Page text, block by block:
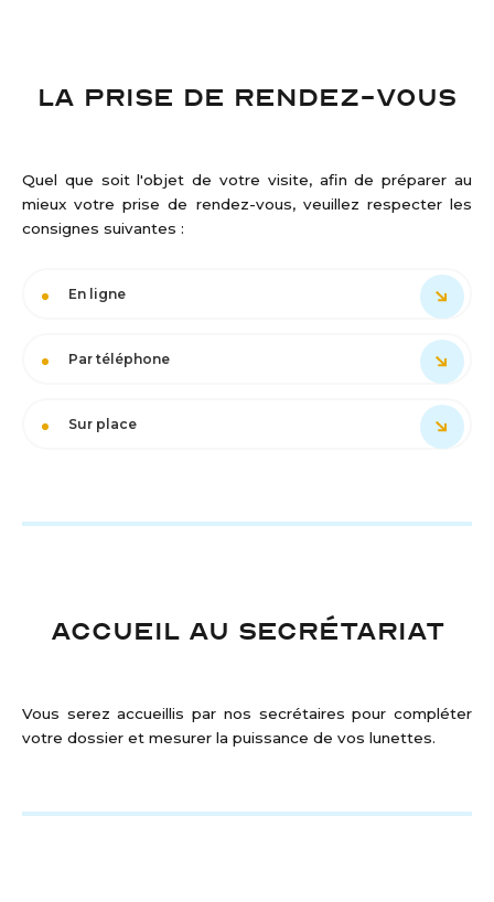
LA PRISE DE RENDEZ-VOUS
Quel que soit l'objet de votre visite, afin de préparer au
mieux votre prise de rendez-vous, veuillez respecter les
consignes suivantes :
En ligne
Par téléphone
Sur place
ACCUEIL AU SECRÉTARIAT
Vous serez accueillis par nos secrétaires pour compléter
votre dossier et mesurer la puissance de vos lunettes.